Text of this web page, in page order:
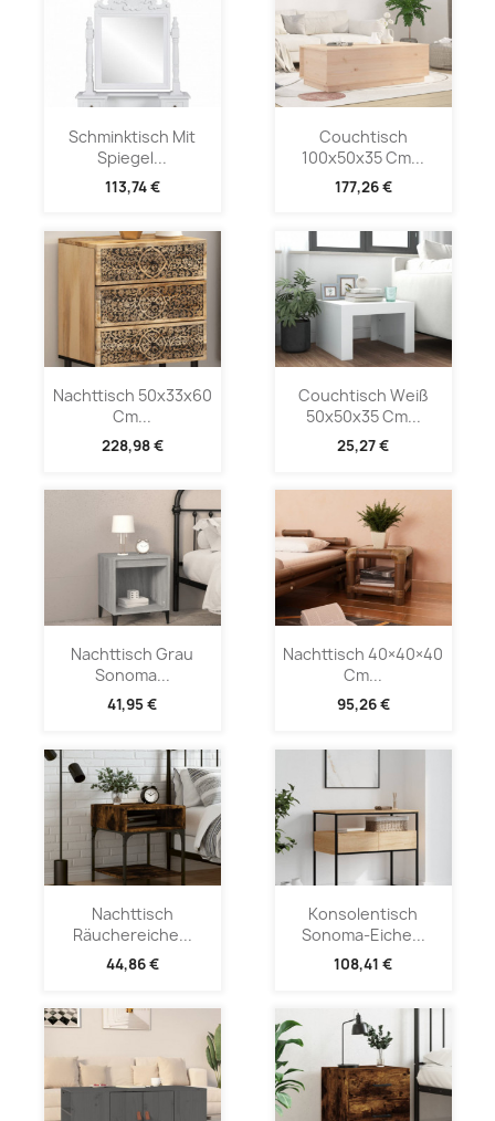
Schminktisch Mit
Spiegel...
113,74 €
Couchtisch
100x50x35 Cm...
177,26 €
Nachttisch 50x33x60
Cm...
228,98 €
Couchtisch Weiß
50x50x35 Cm...
25,27 €
Nachttisch Grau
Sonoma...
41,95 €
Nachttisch 40×40×40
Cm...
95,26 €
Nachttisch
Räuchereiche...
44,86 €
Konsolentisch
Sonoma-Eiche...
108,41 €